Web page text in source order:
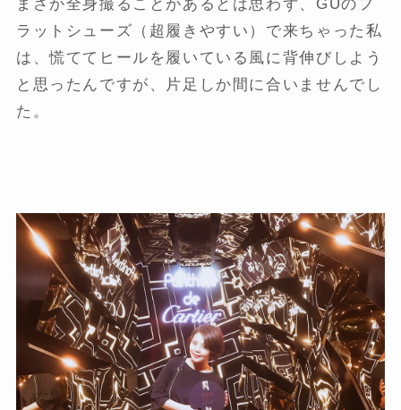
まさか全身撮ることがあるとは思わず、GUのフ
ラットシューズ（超履きやすい）で来ちゃった私
は、慌ててヒールを履いている風に背伸びしよう
と思ったんですが、片足しか間に合いませんでし
た。